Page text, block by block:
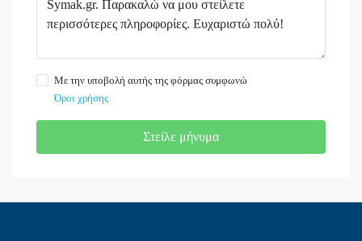
Με την υποβολή αυτής της φόρμας συμφωνώ
Όροι χρήσης
Στείλε μήνυμα